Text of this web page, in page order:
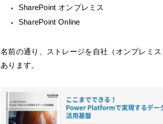
SharePoint オンプレミス
SharePoint Online
名前の通り、ストレージを自社（オンプレミ
あります。